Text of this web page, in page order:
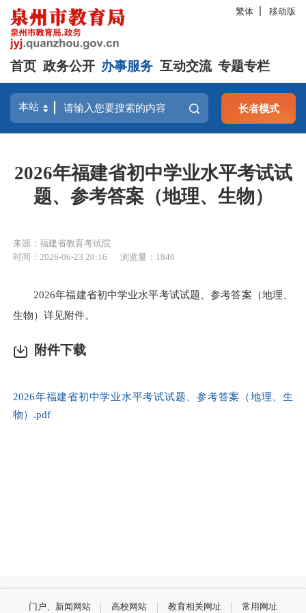
繁体 移动版
首页 政务公开 办事服务 互动交流 专题专栏
长者模式
2026年福建省初中学业水平考试试
题、参考答案（地理、生物）
来源：福建省教育考试院
时间：2026-06-23 20:16
浏览量： 1840
2026年福建省初中学业水平考试试题、参考答案（地理、
生物）详见附件。
附件下载
2026年福建省初中学业水平考试试题、参考答案（地理、生
物）.pdf
门户、新闻网站 高校网站 教育相关网址 常用网址